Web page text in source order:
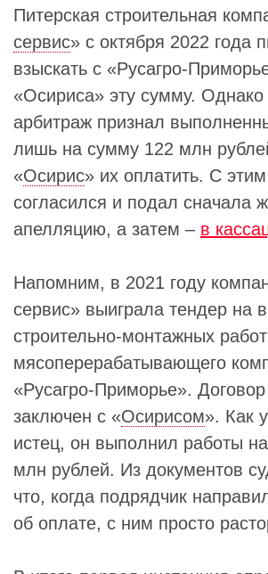
Питерская строительная
сервис» с октября 2022 года
взыскать с «Русагро-
«Осириса» эту сумму. Однако
арбитраж признал
лишь на сумму 122 млн
«Осирис» их оплатить. С
согласился и подал сначала
апелляцию, а затем – в
Напомним, в 2021 году
сервис» выиграла тендер на
строительно-монтажных
мясоперерабатывающего
«Русагро-Приморье».
заключен с «Осирисом». Как
истец, он выполнил работы
млн рублей. Из документов
что, когда подрядчик
об оплате, с ним просто